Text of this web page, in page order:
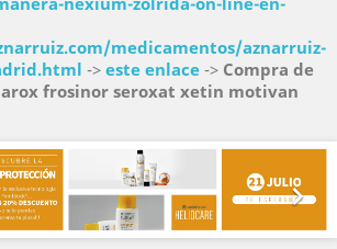
medicamentos/aznarruiz-
-> este enlace -> Compra de
frosinor seroxat xetin motivan
